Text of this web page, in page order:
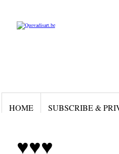
HOME SUBSCRIBE &
♥♥♥